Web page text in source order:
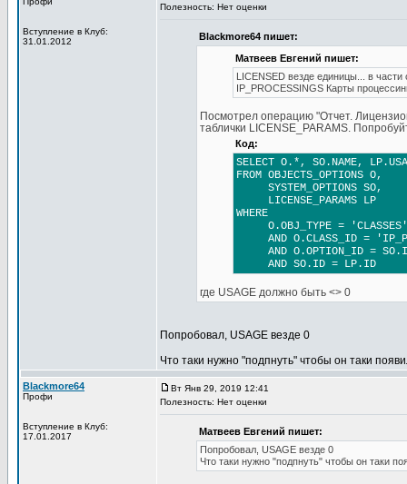
Вступление в Клуб:
31.01.2012
Полезность: Нет оценки
Blackmore64 пишет:
Матвеев Евгений пишет:
LICENSED везде единицы... в
IP_PROCESSINGS Карты
Посмотрел операцию "Отчет.
таблички LICENSE_PARAMS.
Код:
SELECT O.*, SO.NAME,
FROM OBJECTS_OPTIONS O,
SYSTEM_OPTIONS SO,
LICENSE_PARAMS LP
WHERE
O.OBJ_TYPE =
AND O.CLASS_ID =
AND O.OPTION_ID =
AND SO.ID = LP.ID
где USAGE должно быть <> 0
Попробовал, USAGE везде 0
Что таки нужно "подпнуть" чтобы он таки
Blackmore64
Профи
Вступление в Клуб:
17.01.2017
Вт Янв 29, 2019 12:41
Полезность: Нет оценки
Матвеев Евгений пишет:
Попробовал, USAGE везде 0
Что таки нужно "подпнуть" чтобы он таки